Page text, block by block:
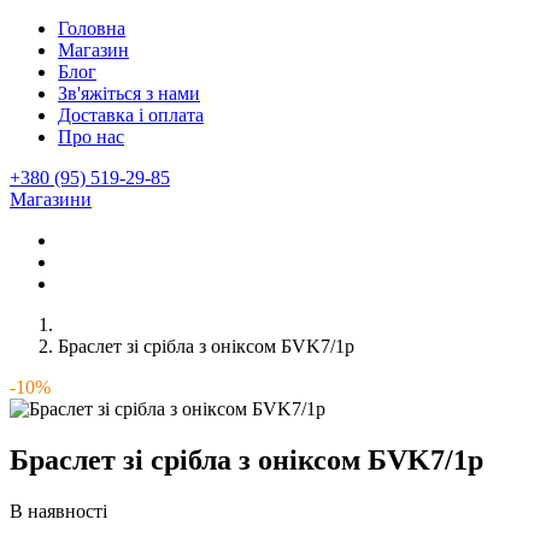
Головна
Магазин
Блог
Зв'яжіться з нами
Доставка і оплата
Про нас
+380 (95) 519-29-85
Магазини
Браслет зі срібла з оніксом БVK7/1р
-10%
Браслет зі срібла з оніксом БVK7/1р
В наявності